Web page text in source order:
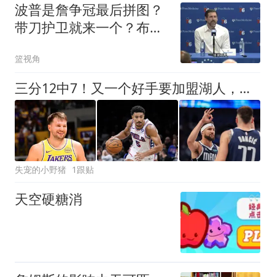
波普是詹争冠最后拼图？
带刀护卫就来一个？布朗
篮视角
三分12中7！又一个好手要加盟湖人，东契奇的总冠军有希望了
失宠的小野猪 1跟贴
天空硬糖消